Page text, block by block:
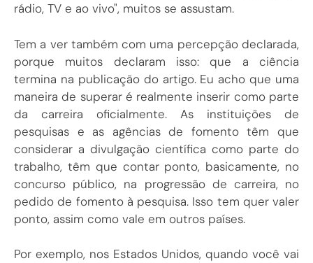
rádio, TV e ao vivo", muitos se assustam.
Tem a ver também com uma percepção declarada,
porque muitos declaram isso: que a ciência
termina na publicação do artigo. Eu acho que uma
maneira de superar é realmente inserir como parte
da carreira oficialmente. As instituições de
pesquisas e as agências de fomento têm que
considerar a divulgação científica como parte do
trabalho, têm que contar ponto, basicamente, no
concurso público, na progressão de carreira, no
pedido de fomento à pesquisa. Isso tem quer valer
ponto, assim como vale em outros países.
Por exemplo, nos Estados Unidos, quando você vai